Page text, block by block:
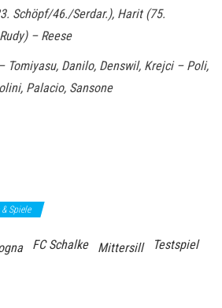
Schöpf/46./Serdar.), Harit (75.
– Reese
Tomiyasu, Danilo, Denswil, Krejci – Poli,
Palacio, Sansone
Spiele
FC Schalke Mittersill
Testspiel